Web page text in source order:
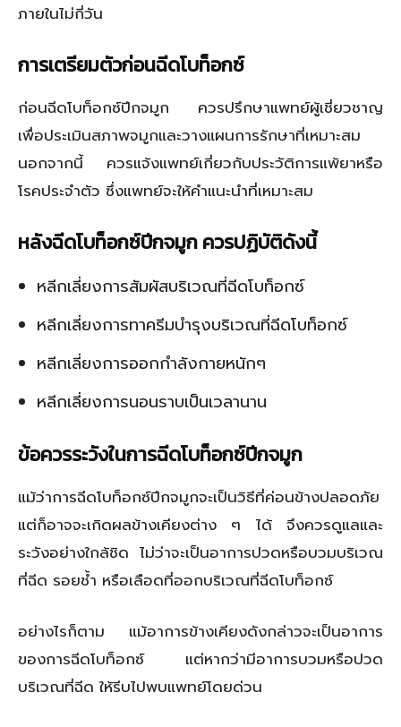
ภายในไม่กี่วัน
การเตรียมตัวก่อนฉีดโบท็อกซ์
ก่อนฉีดโบท็อกซ์ปีกจมูก ควรปรึกษาแพทย์ผู้เชี่ยวชาญ
เพื่อประเมินสภาพจมูกและวางแผนการรักษาที่เหมาะสม
นอกจากนี้ ควรแจ้งแพทย์เกี่ยวกับประวัติการแพ้ยาหรือ
โรคประจำตัว ซึ่งแพทย์จะให้คำแนะนำที่เหมาะสม
หลังฉีดโบท็อกซ์ปีกจมูก ควรปฏิบัติดังนี้
หลีกเลี่ยงการสัมผัสบริเวณที่ฉีดโบท็อกซ์
หลีกเลี่ยงการทาครีมบำรุงบริเวณที่ฉีดโบท็อกซ์
หลีกเลี่ยงการออกกำลังกายหนักๆ
หลีกเลี่ยงการนอนราบเป็นเวลานาน
ข้อควรระวังในการฉีดโบท็อกซ์ปีกจมูก
แม้ว่าการฉีดโบท็อกซ์ปีกจมูกจะเป็นวิธีที่ค่อนข้างปลอดภัย
แต่ก็อาจจะเกิดผลข้างเคียงต่าง ๆ ได้ จึงควรดูแลและ
ระวังอย่างใกล้ชิด ไม่ว่าจะเป็นอาการปวดหรือบวมบริเวณ
ที่ฉีด รอยช้ำ หรือเลือดที่ออกบริเวณที่ฉีดโบท็อกซ์
อย่างไรก็ตาม แม้อาการข้างเคียงดังกล่าวจะเป็นอาการ
ของการฉีดโบท็อกซ์ แต่หากว่ามีอาการบวมหรือปวด
บริเวณที่ฉีด ให้รีบไปพบแพทย์โดยด่วน